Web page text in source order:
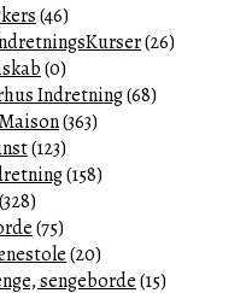
(46)
(26)
(0)
Indretning(68)
(363)
(123)
(158)
(328)
(75)
(20)
sengeborde(15)